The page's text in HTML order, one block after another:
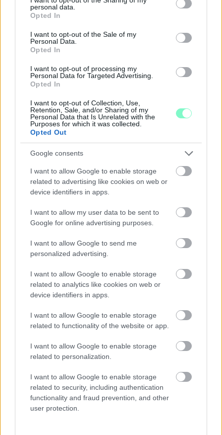
grant or deny consent to Google and its third-party tags to
use your data for below specified purposes in below Google
consent section.
personal data.
Opted In
I want to opt-out of the Sale of my
Personal Data.
Opted In
I want to opt-out of processing my
Personal Data for Targeted Advertising.
Opted In
I want to opt-out of Collection, Use,
Retention, Sale, and/or Sharing of my
Personal Data that Is Unrelated with the
Purposes for which it was collected.
Opted Out
Google consents
I want to allow Google to enable storage
related to advertising like cookies on web or
device identifiers in apps.
I want to allow my user data to be sent to
Google for online advertising purposes.
I want to allow Google to send me
personalized advertising.
I want to allow Google to enable storage
related to analytics like cookies on web or
device identifiers in apps.
I want to allow Google to enable storage
related to functionality of the website or app.
I want to allow Google to enable storage
related to personalization.
I want to allow Google to enable storage
related to security, including authentication
functionality and fraud prevention, and other
user protection.
KIVÁLÓ PROGRAM VÁR MINDENKIT EZEN A HÉTVÉGÉN
GYŐRBEN
Majka koncert, jóga szeánsz, “borhajózás” és egy csomó minden
Szólj hozzá!